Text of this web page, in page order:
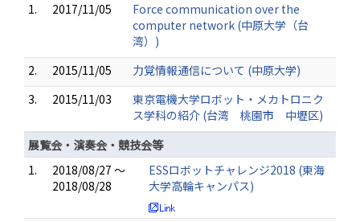
1.
2017/11/05
Force communication over the
computer network (中原大学（台
湾）)
2.
2015/11/05
力覚情報通信について (中原大学)
3.
2015/11/03
東京電機大学ロボット・メカトロニク
ス学科の紹介 (台湾 桃園市 中壢区)
展覧会・演奏会・競技会等
1.
2018/08/27 ～
2018/08/28
ESSロボットチャレンジ2018 (東海
大学高輪キャンパス)